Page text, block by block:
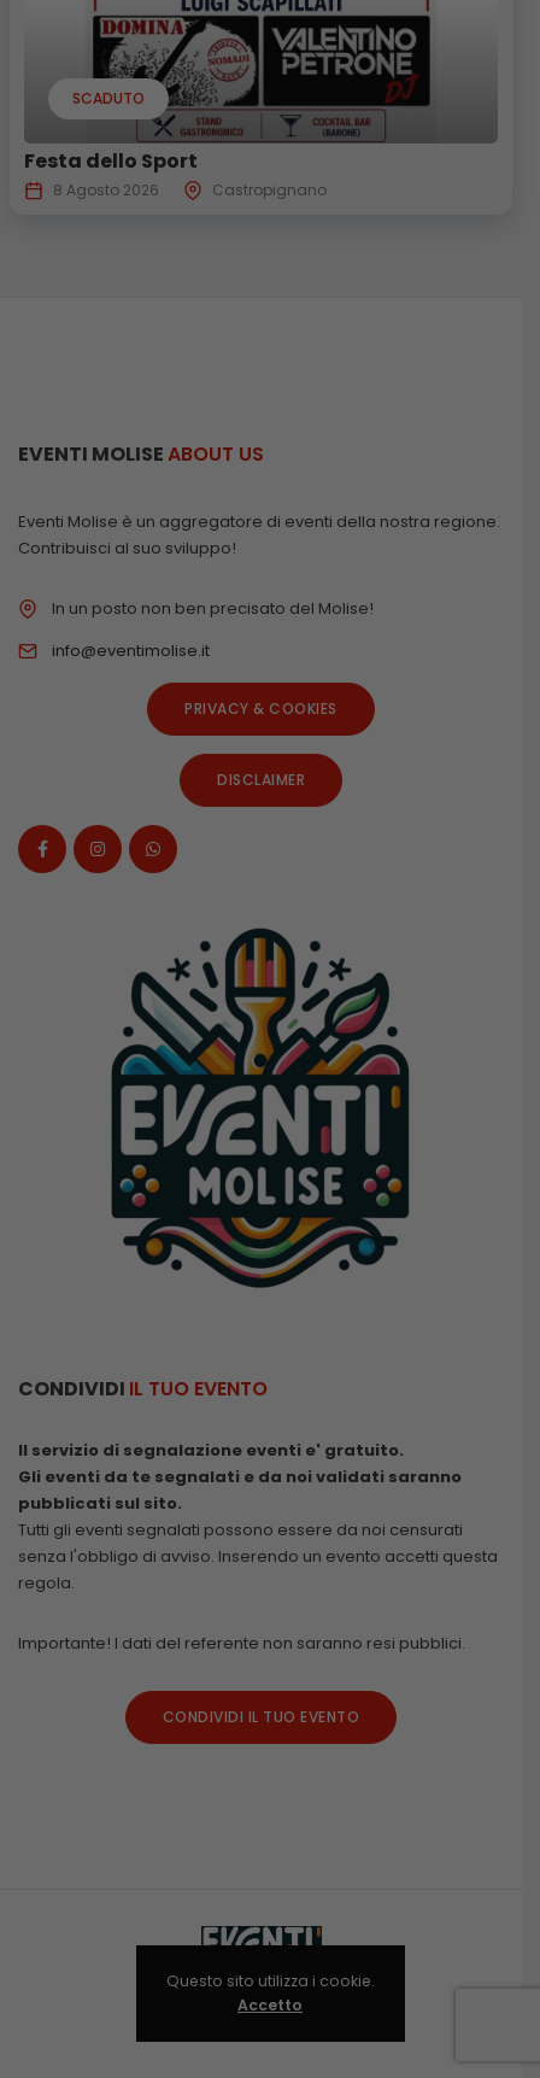
SCADUTO
Festa dello Sport
8 Agosto 2026 Castropignano
EVENTI MOLISEABOUT US
Eventi Molise è un aggregatore di eventi della nostra regione.
Contribuisci al suo sviluppo!
In un posto non ben precisato del Molise!
info@eventimolise.it
PRIVACY & COOKIES
DISCLAIMER
CONDIVIDI IL TUO EVENTO
Il servizio di segnalazione eventi e' gratuito.
Gli eventi da te segnalati e da noi validati saranno
pubblicati sul sito.
Tutti gli eventi segnalati possono essere da noi censurati
senza l'obbligo di avviso. Inserendo un evento accetti questa
regola.
Importante! I dati del referente non saranno resi pubblici.
CONDIVIDI IL TUO EVENTO
Questo sito utilizza i cookie.
Accetto